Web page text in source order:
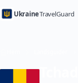
UkraineTravelGuard